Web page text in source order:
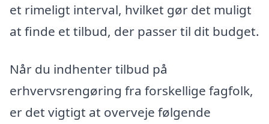
et rimeligt interval, hvilket gør det muligt
at finde et tilbud, der passer til dit budget.
Når du indhenter tilbud på
erhvervsrengøring fra forskellige fagfolk,
er det vigtigt at overveje følgende